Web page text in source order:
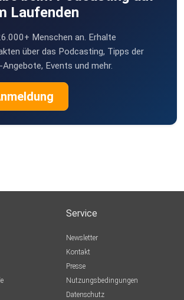
Laufenden
Menschen an. Erhalte
über das Podcasting, Tipps der
Events und mehr.
Service
Newsletter
Kontakt
Presse
Nutzungsbedingungen
Datenschutz